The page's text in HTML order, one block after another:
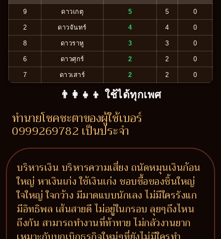
9 ดาวเกตุ 5 5 0
2 ดาวจันทร์ 4 4 0
8 ดาวราหู 3 3 0
6 ดาวศุกร์ 2 2 0
7 ดาวเสาร์ 2 2 0
👨‍👩‍👧‍👦 ใช้ได้ทุกเพศ
ทำนายโชคชะตาของผู้ใช้เบอร์
0999269782 เป็นประจำ
บริหารเงิน บริหารความเสี่ยง ถนัดหมุนเงินก้อน
ใหญ่ หาเงินเก่ง ใช้เงินเก่ง ชอบซื้อของชิ้นใหญ่
ใจใหญ่ ใจกว้าง มีมาดแบบนักเลง ไม่มีใครรังแก
มีอิทธิพล เส้นสายดี ไม่อยู่ในกรอบ ลุยๆถึงไหน
ถึงกัน สามารถทำงานที่ท้าทาย ไม่กลัวงานยาก